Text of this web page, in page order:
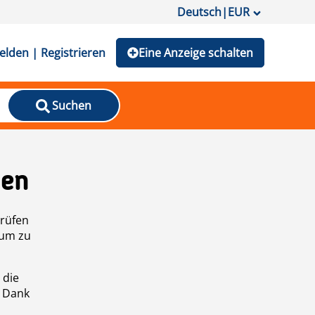
Deutsch|EUR
| Registrieren Eine Anzeige schalten
Suchen
zu
die